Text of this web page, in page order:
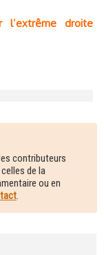
l’extrême droite
contributeurs
de la
ou en
.